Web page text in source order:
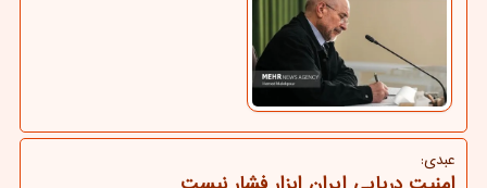
عبدی: